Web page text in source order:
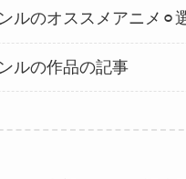
ルのオススメアニメ⚪︎
ルの作品の記事